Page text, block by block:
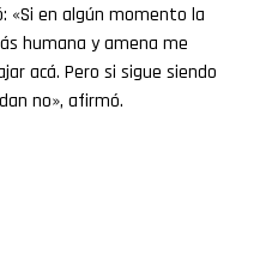
«Si en algún momento la
humana y amena me
acá. Pero si sigue siendo
no», afirmó.